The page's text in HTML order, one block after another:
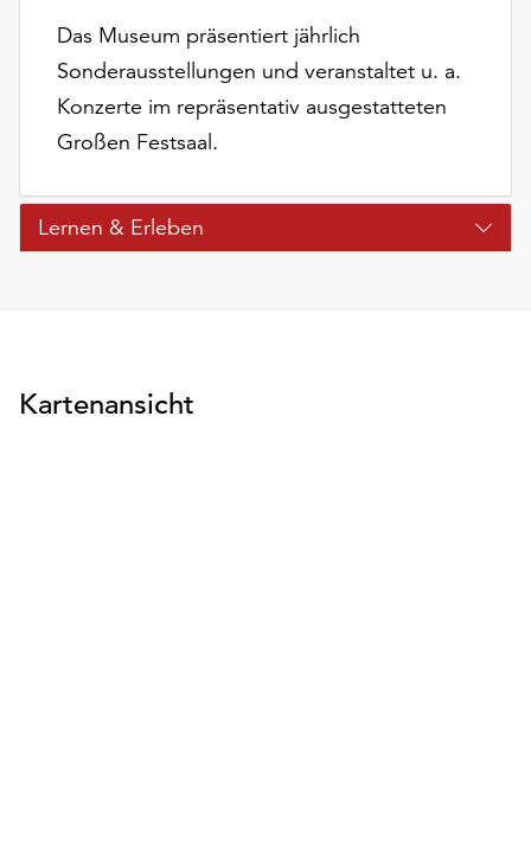
Das Museum präsentiert jährlich
Sonderausstellungen und veranstaltet u. a.
Konzerte im repräsentativ ausgestatteten
Großen Festsaal.
Lernen & Erleben
Kartenansicht